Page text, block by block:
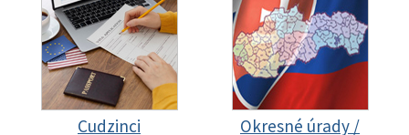
Cudzinci
Okresné úrady /